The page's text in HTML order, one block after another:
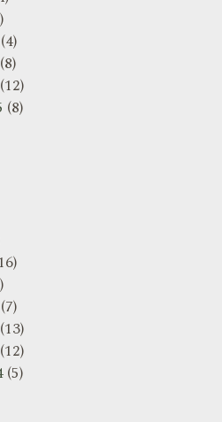
(4)
(8)
(12)
(8)
(7)
(13)
(12)
(5)